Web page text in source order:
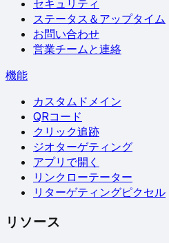
セキュリティ
ステータス＆アップタイム
お問い合わせ
営業チームと連絡
機能
カスタムドメイン
QRコード
クリック追跡
ジオターゲティング
アプリで開く
リンクローテーター
リターゲティングピクセル
リソース